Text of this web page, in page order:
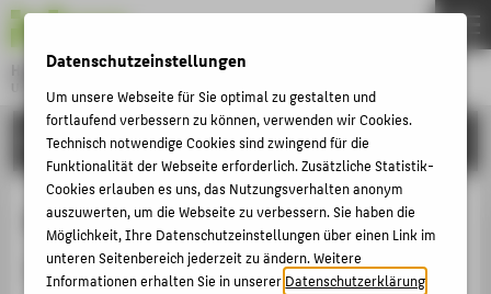
Hochschule für Technik und Wirtschaft Berlin
University of Applied Sciences
Menu
FORSCHUNG
Mitglied des Deutschen
Juristentags e.V.
THEMEN
HOCHSCHULE
CAMPUS
STUDIUM
LEHRE
Datenschutzeinstellungen
Um unsere Webseite für Sie optimal zu gestalten und
fortlaufend verbessern zu können, verwenden wir Cookies.
Technisch notwendige Cookies sind zwingend für die
Funktionalität der Webseite erforderlich. Zusätzliche Statistik-
Cookies erlauben es uns, das Nutzungsverhalten anonym
auszuwerten, um die Webseite zu verbessern. Sie haben die
Möglichkeit, Ihre Datenschutzeinstellungen über einen Link im
unteren Seitenbereich jederzeit zu ändern. Weitere
Informationen erhalten Sie in unsererDatenschutzerklärung